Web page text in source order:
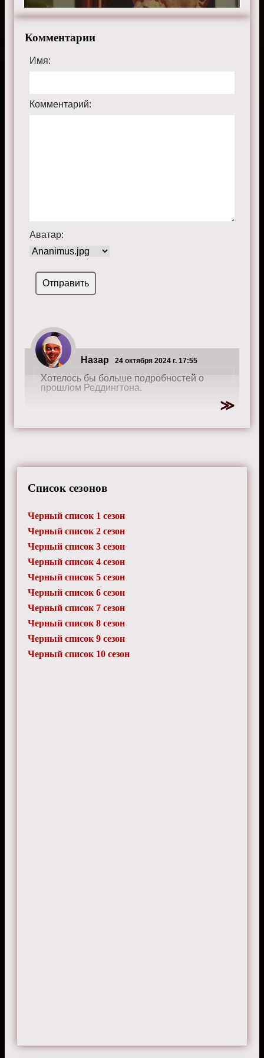
Комментарии
Имя:
Комментарий:
Аватар:
Назар 24 октября 2024 г. 17:55
Хотелось бы больше подробностей о
прошлом Реддингтона.
Список сезонов
Черный список 1 сезон
Черный список 2 сезон
Черный список 3 сезон
Черный список 4 сезон
Черный список 5 сезон
Черный список 6 сезон
Черный список 7 сезон
Черный список 8 сезон
Черный список 9 сезон
Черный список 10 сезон